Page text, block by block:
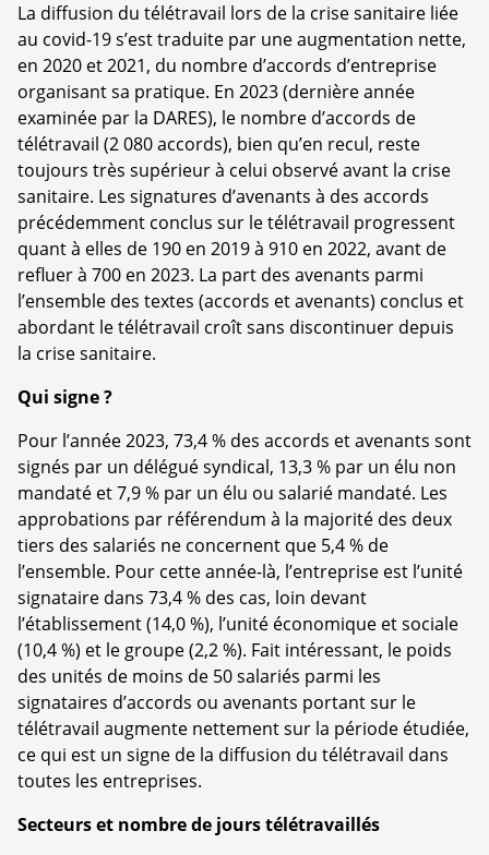
La diffusion du télétravail lors de la crise sanitaire liée
au covid-19 s’est traduite par une augmentation nette,
en 2020 et 2021, du nombre d’accords d’entreprise
organisant sa pratique. En 2023 (dernière année
examinée par la DARES), le nombre d’accords de
télétravail (2 080 accords), bien qu’en recul, reste
toujours très supérieur à celui observé avant la crise
sanitaire. Les signatures d’avenants à des accords
précédemment conclus sur le télétravail progressent
quant à elles de 190 en 2019 à 910 en 2022, avant de
refluer à 700 en 2023. La part des avenants parmi
l’ensemble des textes (accords et avenants) conclus et
abordant le télétravail croît sans discontinuer depuis
la crise sanitaire.
Qui signe ?
Pour l’année 2023, 73,4 % des accords et avenants sont
signés par un délégué syndical, 13,3 % par un élu non
mandaté et 7,9 % par un élu ou salarié mandaté. Les
approbations par référendum à la majorité des deux
tiers des salariés ne concernent que 5,4 % de
l’ensemble. Pour cette année-là, l’entreprise est l’unité
signataire dans 73,4 % des cas, loin devant
l’établissement (14,0 %), l’unité économique et sociale
(10,4 %) et le groupe (2,2 %). Fait intéressant, le poids
des unités de moins de 50 salariés parmi les
signataires d’accords ou avenants portant sur le
télétravail augmente nettement sur la période étudiée,
ce qui est un signe de la diffusion du télétravail dans
toutes les entreprises.
Secteurs et nombre de jours télétravaillés